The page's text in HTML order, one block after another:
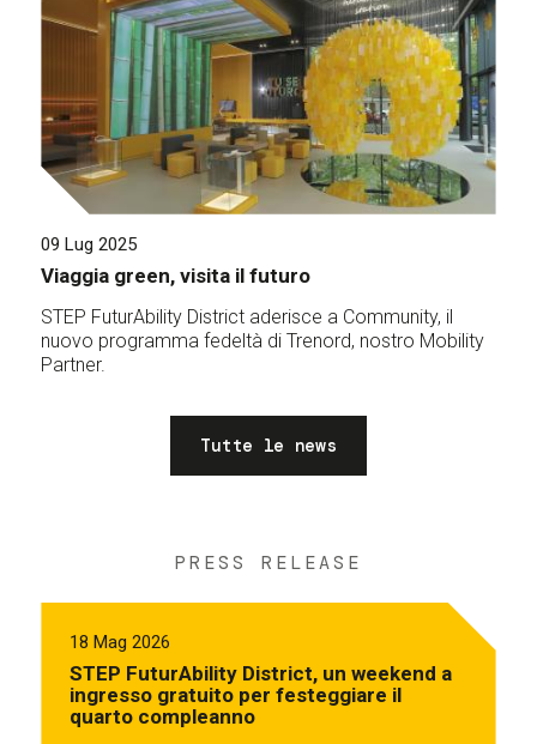
09 Lug 2025
Viaggia green, visita il futuro
STEP FuturAbility District aderisce a Community, il
nuovo programma fedeltà di Trenord, nostro Mobility
Partner.
Tutte le news
PRESS RELEASE
18 Mag 2026
STEP FuturAbility District, un weekend a
ingresso gratuito per festeggiare il
quarto compleanno